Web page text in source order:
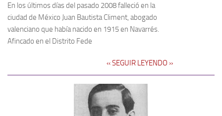
En los últimos días del pasado 2008 falleció en la
ciudad de México Juan Bautista Climent, abogado
valenciano que había nacido en 1915 en Navarrés.
Afincado en el Distrito Fede
‹‹ SEGUIR LEYENDO ››